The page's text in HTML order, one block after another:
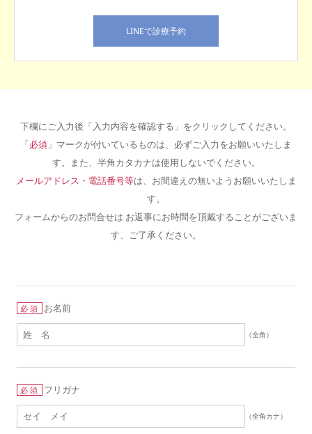
LINEで診療予約
下欄にご入力後「入力内容を確認する」をクリックしてください。
「必須 」マークが付いているものは、必ずご入力をお願いいたしま
す。また、半角カタカナは使用しないでください。
メールアドレス・電話番号等は、お間違えの無いようお願いいたしま
す。
フォームからのお問合せは お返事にお時間を頂戴することがございま
す、ご了承ください。
必須 お名前
（全角）
必須 フリガナ
（全角カナ）